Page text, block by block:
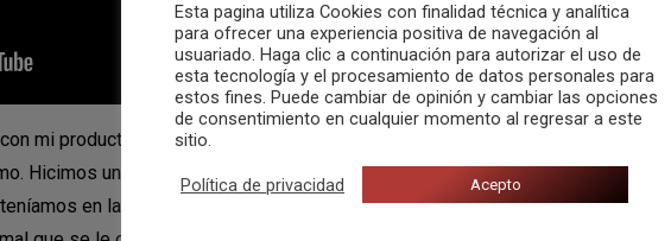
mi productor Uriel Díaz. La compenetración que existe entre él y yo es
Hicimos una lluvia de ideas de lo que queríamos que fuera esta canción y el
en la cabeza. Además, esta canción no tenía en un principio el agudo
Esta pagina utiliza Cookies con finalidad técnica y analítica
para ofrecer una experiencia positiva de navegación al
usuariado. Haga clic a continuación para autorizar el uso de
esta tecnología y el procesamiento de datos personales para
estos fines. Puede cambiar de opinión y cambiar las opciones
de consentimiento en cualquier momento al regresar a este
sitio.
Política de privacidad Acepto